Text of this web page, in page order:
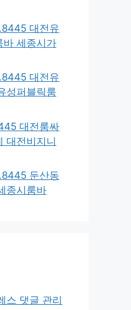
대전유
바 세종시가
대전유
성퍼블릭룸
대전룸싸
대전비지니
둔산동
종시룸바
스 댓글 관리